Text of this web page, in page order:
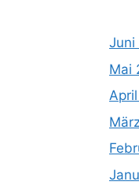
Juni
Mai